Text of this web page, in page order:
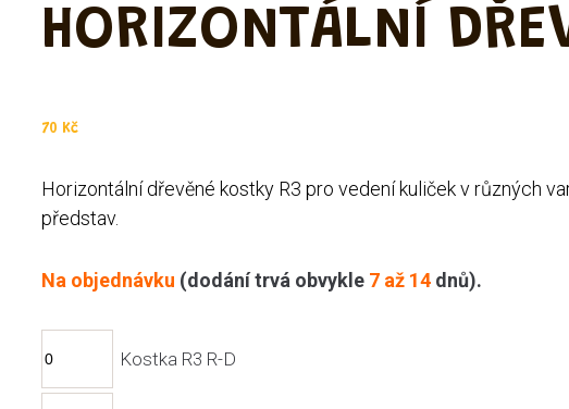
HORIZONTÁLNÍ
70 Kč
Horizontální dřevěné kostky R3 pro vedení kuliček v různých
představ.
Na objednávku (dodání trvá obvykle 7 až 14 dnů).
Kostka R3 R-D